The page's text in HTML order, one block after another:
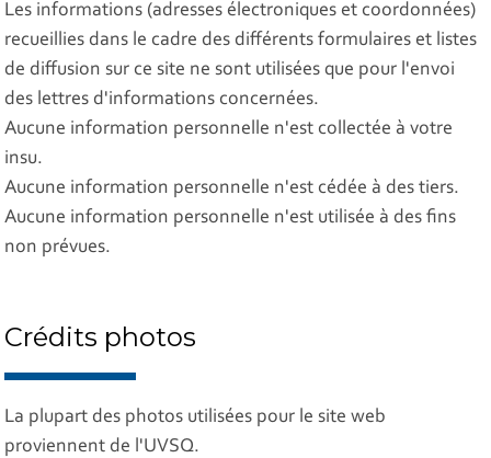
Les informations (adresses électroniques et coordonnées)
recueillies dans le cadre des différents formulaires et listes
de diffusion sur ce site ne sont utilisées que pour l'envoi
des lettres d'informations concernées.
Aucune information personnelle n'est collectée à votre
insu.
Aucune information personnelle n'est cédée à des tiers.
Aucune information personnelle n'est utilisée à des fins
non prévues.
Crédits photos
La plupart des photos utilisées pour le site web
proviennent de l'UVSQ.